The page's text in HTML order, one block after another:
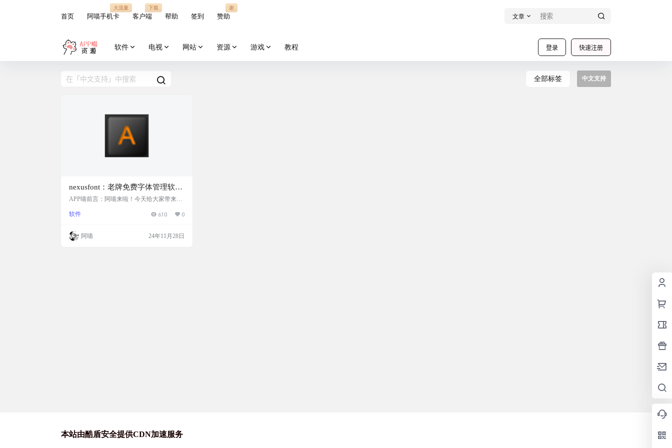
首页 阿喵手机卡
大流量
客户端
下载
帮助 签到 赞助
谢
文章
登录 快速注册
软件 电视 网站 资源 游戏 教程
全部标签 中文支持
nexusfont：老牌免费字体管理软
件，一站式免费字体管理
APP喵前言：阿喵来啦！今天给大家带来一
这是一款免费的软件，可以帮助设计师们轻
以不用将所有字体安装到系统中，只需加载
你正在工作的字体即可。而且，搭配我之前
软件 610 0
阿喵 24年11月28日
本站由酷盾安全提供CDN加速服务